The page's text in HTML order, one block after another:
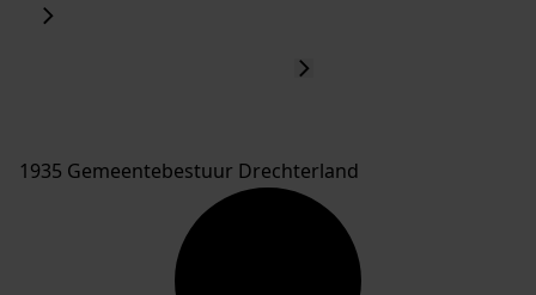
1935 Gemeentebestuur Drechterland